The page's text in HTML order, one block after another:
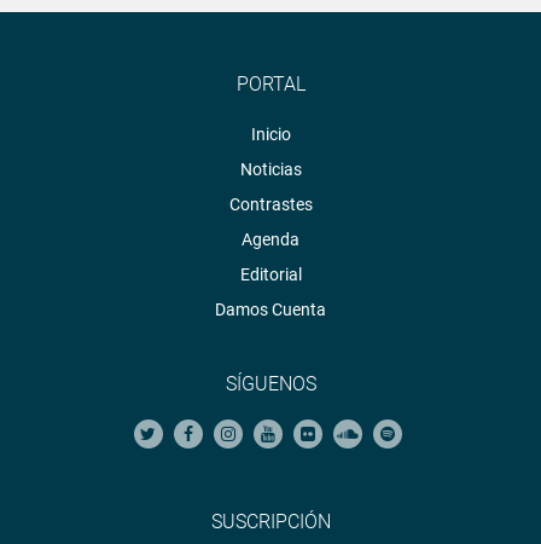
PORTAL
Inicio
Noticias
Contrastes
Agenda
Editorial
Damos Cuenta
SÍGUENOS
SUSCRIPCIÓN